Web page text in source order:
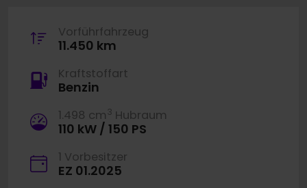
Vorführfahrzeug
11.450 km
Kraftstoffart
Benzin
1.498 cm 3 Hubraum
110 kW / 150 PS
1 Vorbesitzer
EZ 01.2025